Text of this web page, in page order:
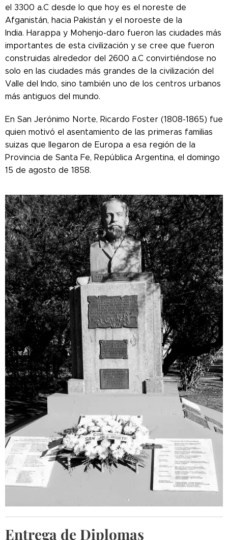
el 3300 a.C desde lo que hoy es el noreste de
Afganistán, hacia Pakistán y el noroeste de la
India. Harappa y Mohenjo-daro fueron las ciudades más
importantes de esta civilización y se cree que fueron
construidas alrededor del 2600 a.C convirtiéndose no
solo en las ciudades más grandes de la civilización del
Valle del Indo, sino también uno de los centros urbanos
más antiguos del mundo.
En San Jerónimo Norte, Ricardo Foster (1808-1865) fue
quien motivó el asentamiento de las primeras familias
suizas que llegaron de Europa a esa región de la
Provincia de Santa Fe, República Argentina, el domingo
15 de agosto de 1858.
Entrega de Diplomas